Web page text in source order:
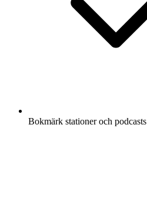
Bokmärk stationer och podcasts